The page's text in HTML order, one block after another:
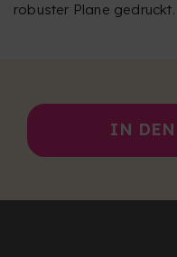
robuster Plane gedruckt.
IN DEN